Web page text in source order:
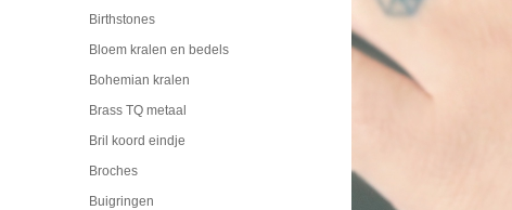
Birthstones
Bloem kralen en bedels
Bohemian kralen
Brass TQ metaal
Bril koord eindje
Broches
Buigringen